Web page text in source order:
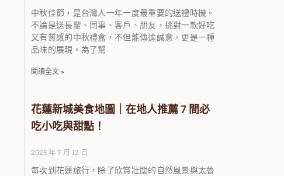
中秋佳節，是台灣人一年一度最重要的送禮時機。
不論是送長輩、同事、客戶、朋友，挑對一款好吃
又有質感的中秋禮盒，不但能傳達誠意，更是一種
品味的展現。為了幫
閱讀全文 »
花蓮新城美食地圖｜在地人推薦 7 間必
吃小吃與甜點！
2025 年 7 月 12 日
每次到花蓮旅行，除了欣賞壯闊的自然風景與太魯